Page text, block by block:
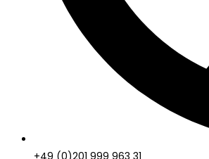
+49 (0)201 999 963 31